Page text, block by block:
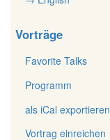
Vorträge
Favorite Talks
Programm
als iCal exportieren
Vortrag einreichen